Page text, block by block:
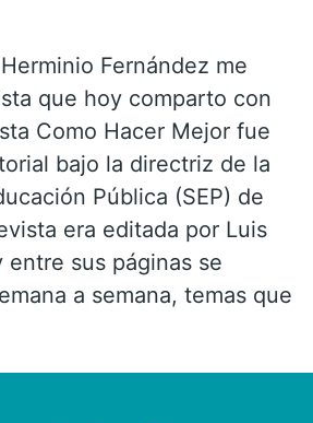
Fernández me
que hoy comparto con
Como Hacer Mejor fue
bajo la directriz de la
Pública (SEP) de
era editada por Luis
entre sus páginas se
a semana, temas que